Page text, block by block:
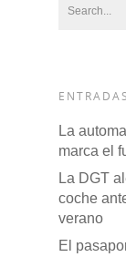
La
marca el
La DGT
coche
verano
El